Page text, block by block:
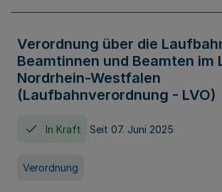
Verordnung über die
Beamtinnen und Beamten im
Nordrhein-Westfalen
(Laufbahnverordnung - LVO)
In Kraft Seit 07. Juni 2025
Verordnung